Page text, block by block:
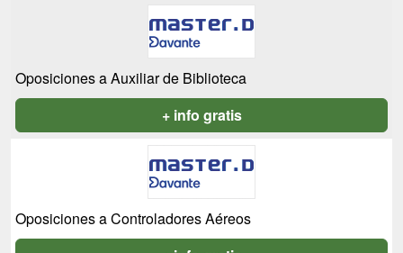
Oposiciones a Auxiliar de Biblioteca
+ info gratis
Oposiciones a Controladores Aéreos